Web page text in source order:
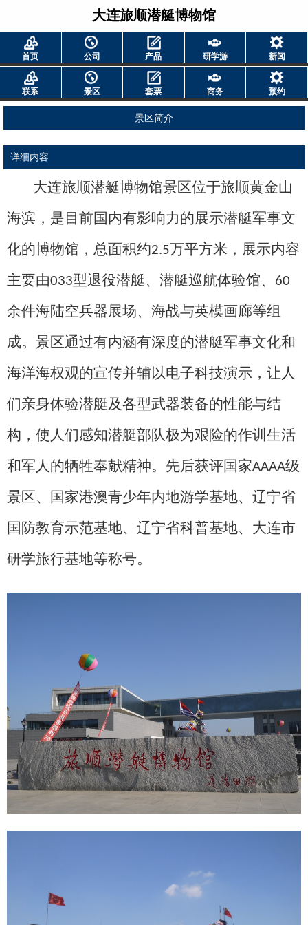
大连旅顺潜艇博物馆
首页 公司 产品 研学游 新闻
联系 景区 套票 商务 预约
景区简介
详细内容
大连旅顺潜艇博物馆景区位于旅顺黄金山
海滨，是目前国内有影响力的展示潜艇军事文
化的博物馆，总面积约2.5万平方米，展示内容
主要由033型退役潜艇、潜艇巡航体验馆、 60
余件海陆空兵器展场、海战与英模画廊等组
成。景区通过有内涵有深度的潜艇军事文化和
海洋海权观的宣传并辅以电子科技演示，让人
们亲身体验潜艇及各型武器装备的性能与结
构，使人们感知潜艇部队极为艰险的作训生活
和军人的牺牲奉献精神。先后获评国家AAAA级
景区、国家港澳青少年内地游学基地、辽宁省
国防教育示范基地、辽宁省科普基地、大连市
研学旅行基地等称号。